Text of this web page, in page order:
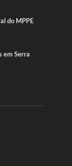
do MPPE
em Serra